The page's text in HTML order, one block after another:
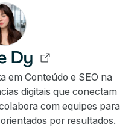
Dy
em Conteúdo e SEO na
digitais que conectam
com equipes para
por resultados.